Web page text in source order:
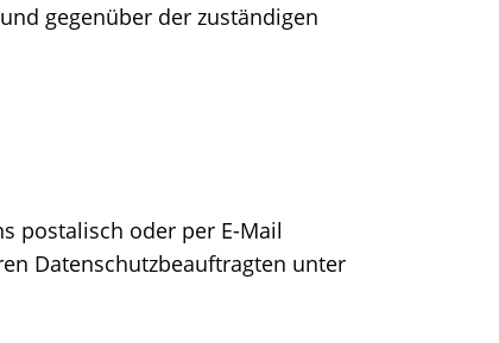
gegenüber der zuständigen
postalisch oder per E-Mail
Datenschutzbeauftragten unter